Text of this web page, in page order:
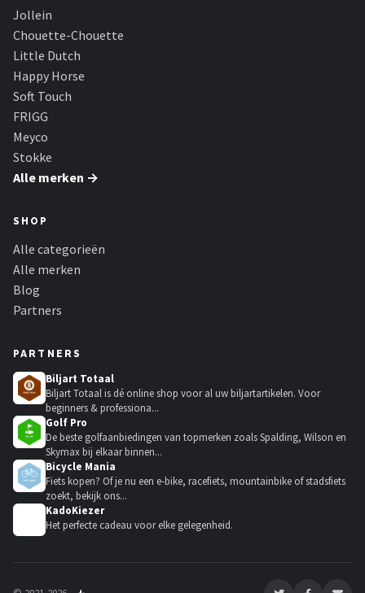
Jollein
Chouette-Chouette
Little Dutch
Happy Horse
Soft Touch
FRIGG
Meyco
Stokke
Alle merken →
SHOP
Alle categorieën
Alle merken
Blog
Partners
PARTNERS
Biljart Totaal
Biljart Totaal is dé online shop voor al uw biljartartikelen. Voor
beginners & professiona...
Golf Pro
De beste golfaanbiedingen van topmerken zoals Spalding, Wilson en
Skymax bij elkaar binnen...
Bicycle Mania
Fiets kopen? Of je nu een e-bike, racefiets, mountainbike of stadsfiets
zoekt, bekijk ons...
KadoKiezer
Het perfecte cadeau voor elke gelegenheid.